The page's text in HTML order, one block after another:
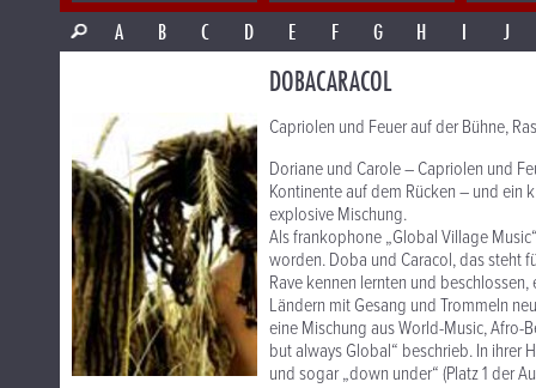
A
B C D E F G H I J
DOBACARACOL
Capriolen und Feuer auf der Bühne,
Doriane und Carole – Capriolen und
Kontinente auf dem Rücken – und ein
explosive Mischung.
Als frankophone „Global Village
worden. Doba und Caracol, das steht
Rave kennen lernten und
Ländern mit Gesang und Trommeln
eine Mischung aus World-Music, Afro-
but always Global“ beschrieb. In ihrer
und sogar „down under“ (Platz 1 der